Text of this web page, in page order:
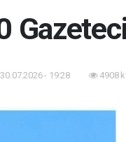
- 19:28 4908